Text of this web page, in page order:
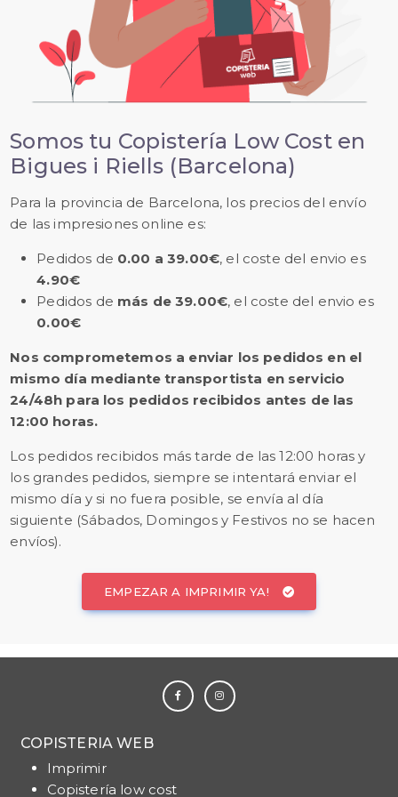
Somos tu Copistería Low Cost en
Bigues i Riells (Barcelona)
Para la provincia de Barcelona, los precios del envío
de las impresiones online es:
Pedidos de 0.00 a 39.00€, el coste del envio es
4.90€
Pedidos de más de 39.00€, el coste del envio es
0.00€
Nos comprometemos a enviar los pedidos en el
mismo día mediante transportista en servicio
24/48h para los pedidos recibidos antes de las
12:00 horas.
Los pedidos recibidos más tarde de las 12:00 horas y
los grandes pedidos, siempre se intentará enviar el
mismo día y si no fuera posible, se envía al día
siguiente (Sábados, Domingos y Festivos no se hacen
envíos).
EMPEZAR A IMPRIMIR YA!
COPISTERIA WEB
Imprimir
Copistería low cost